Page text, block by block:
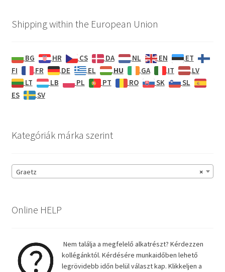
Shipping within the European Union
BG HR CS DA NL EN
ET
FI
FR DE EL HU GA IT
LV
LT
LB PL PT RO SK
SL
ES
SV
Kategóriák márka szerint
×
Graetz
Online HELP
Nem találja a megfelelő alkatrészt? Kérdezzen
kollégánktól. Kérdésére munkaidőben lehető
legrövidebb időn belül választ kap. Klikkeljen a